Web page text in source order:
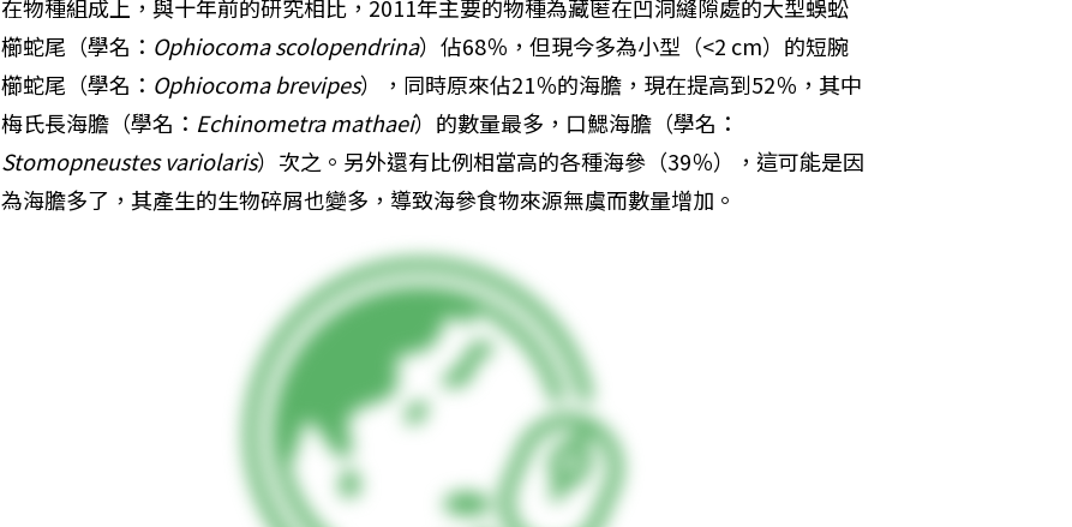
在物種組成上，與十年前的研究相比，2011年主要的物種為藏匿在凹洞縫隙處的大型蜈蚣
櫛蛇尾（學名： Ophiocoma scolopendrina）佔68％，但現今多為小型（<2 cm）的短腕
櫛蛇尾（學名： Ophiocoma brevipes），同時原來佔21％的海膽，現在提高到52％，其中
梅氏長海膽（學名： Echinometra mathaei）的數量最多，口鰓海膽（學名：
Stomopneustes variolaris）次之。另外還有比例相當高的各種海參（39％），這可能是因
為海膽多了，其產生的生物碎屑也變多，導致海參食物來源無虞而數量增加。